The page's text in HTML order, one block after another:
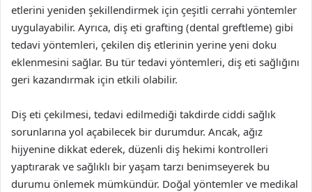
etlerini yeniden şekillendirmek için çeşitli cerrahi yöntemler
uygulayabilir. Ayrıca, diş eti grafting (dental greftleme) gibi
tedavi yöntemleri, çekilen diş etlerinin yerine yeni doku
eklenmesini sağlar. Bu tür tedavi yöntemleri, diş eti sağlığını
geri kazandırmak için etkili olabilir.
Diş eti çekilmesi, tedavi edilmediği takdirde ciddi sağlık
sorunlarına yol açabilecek bir durumdur. Ancak, ağız
hijyenine dikkat ederek, düzenli diş hekimi kontrolleri
yaptırarak ve sağlıklı bir yaşam tarzı benimseyerek bu
durumu önlemek mümkündür. Doğal yöntemler ve medikal